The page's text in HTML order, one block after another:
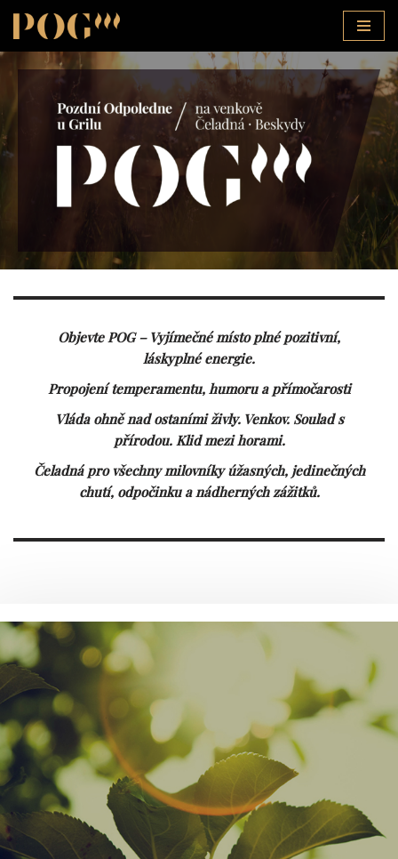
Přeskočit
na
Objevte POG – Vyjímečné místo plné pozitivní,
láskyplné energie.
Propojení temperamentu, humoru a přímočarosti
Vláda ohně nad ostaními živly. Venkov. Soulad s
přírodou. Klid mezi horami.
Čeladná pro všechny milovníky úžasných, jedinečných
chutí, odpočinku a nádherných zážitků.